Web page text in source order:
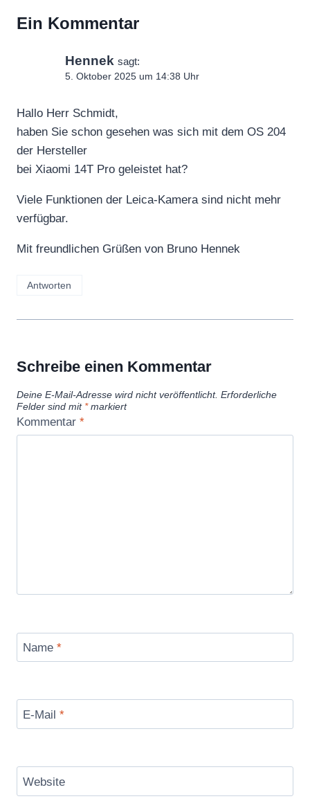
Ein Kommentar
Hennek sagt:
5. Oktober 2025 um 14:38 Uhr
Hallo Herr Schmidt,
haben Sie schon gesehen was sich mit dem OS 204
der Hersteller
bei Xiaomi 14T Pro geleistet hat?
Viele Funktionen der Leica-Kamera sind nicht mehr
verfügbar.
Mit freundlichen Grüßen von Bruno Hennek
Antworten
Schreibe einen Kommentar
Deine E-Mail-Adresse wird nicht veröffentlicht. Erforderliche
Felder sind mit *markiert
Kommentar *
Name *
E-Mail *
Website